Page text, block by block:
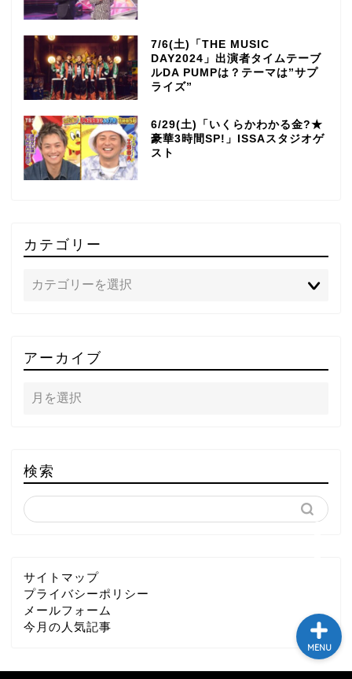
7/6(土)「THE MUSIC
DAY2024」出演者タイムテーブ
ルDA PUMPは？テーマは”サプ
ライズ”
6/29(土)「いくらかわかる金?★
豪華3時間SP!」ISSAスタジオゲ
スト
カテゴリー
アーカイブ
検索
サイトマップ
プライバシーポリシー
メールフォーム
今月の人気記事
MENU
～DA PUMP YORIの晴れ
ばれラジオ～